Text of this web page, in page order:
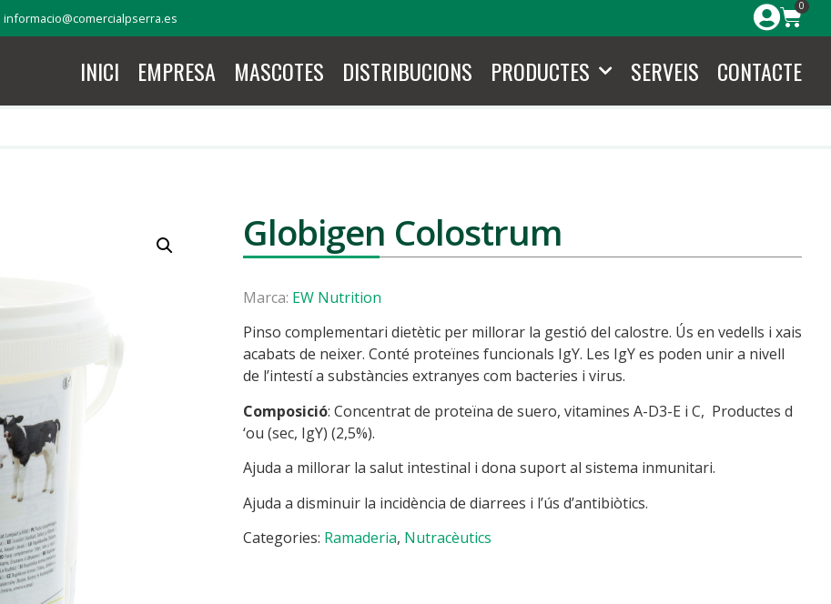
informacio@comercialpserra.es
0
INICI EMPRESA MASCOTES DISTRIBUCIONS PRODUCTES SERVEIS CONTACTE
Globigen Colostrum
Marca: EW Nutrition
Pinso complementari dietètic per millorar la gestió del calostre. Ús en vedells i xais
acabats de neixer. Conté proteïnes funcionals IgY. Les IgY es poden unir a nivell
de l’intestí a substàncies extranyes com bacteries i virus.
Composició: Concentrat de proteïna de suero, vitamines A-D3-E i C, Productes d
‘ou (sec, IgY) (2,5%).
Ajuda a millorar la salut intestinal i dona suport al sistema inmunitari.
Ajuda a disminuir la incidència de diarrees i l’ús d’antibiòtics.
Categories: Ramaderia, Nutracèutics